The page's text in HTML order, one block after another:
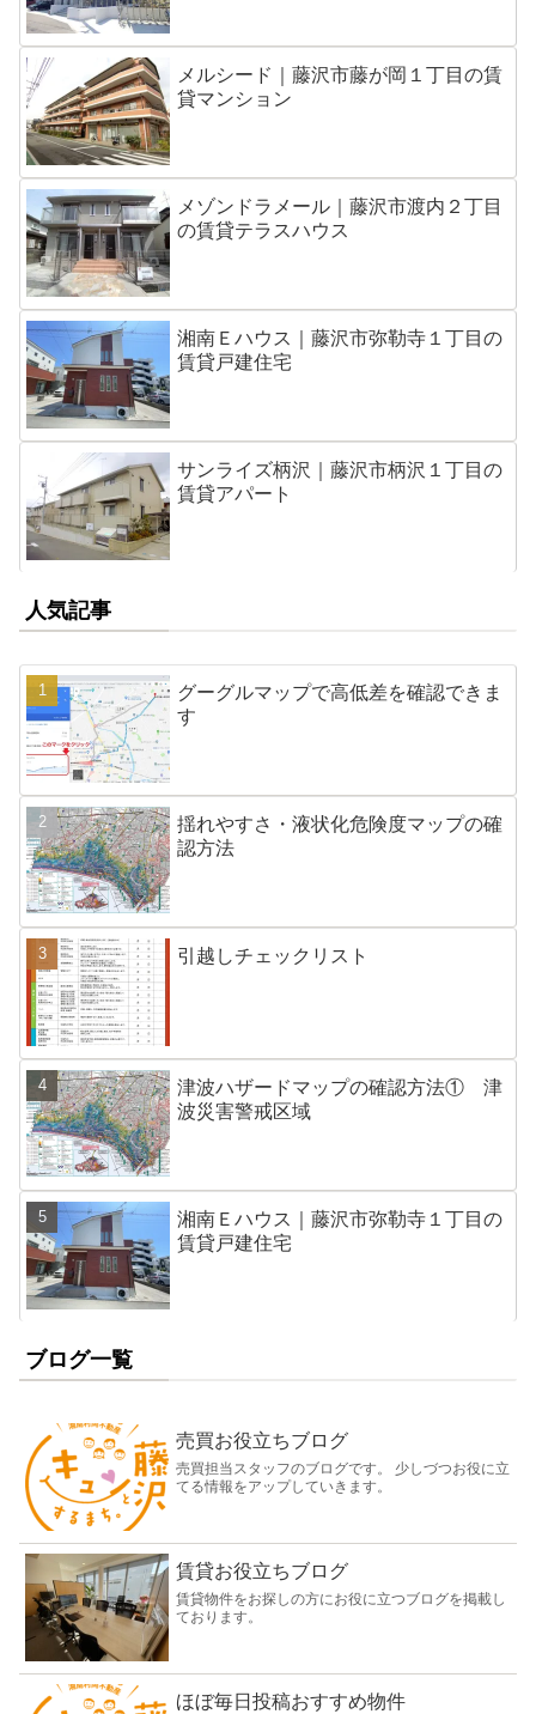
メルシード｜藤沢市藤が岡１丁目の賃
貸マンション
メゾンドラメール｜藤沢市渡内２丁目
の賃貸テラスハウス
湘南Ｅハウス｜藤沢市弥勒寺１丁目の
賃貸戸建住宅
サンライズ柄沢｜藤沢市柄沢１丁目の
賃貸アパート
人気記事
グーグルマップで高低差を確認できま
す
揺れやすさ・液状化危険度マップの確
認方法
引越しチェックリスト
津波ハザードマップの確認方法① 津
波災害警戒区域
湘南Ｅハウス｜藤沢市弥勒寺１丁目の
賃貸戸建住宅
ブログ一覧
売買お役立ちブログ
売買担当スタッフのブログです。 少しづつお役に立
てる情報をアップしていきます。
賃貸お役立ちブログ
賃貸物件をお探しの方にお役に立つブログを掲載し
ております。
ほぼ毎日投稿おすすめ物件